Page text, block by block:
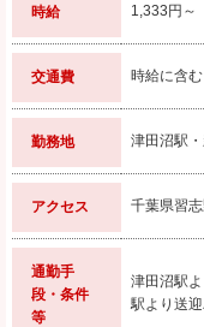
時給 1,333円～
交通費 時給に含む
勤務地 津田沼駅
アクセス 千葉県習
通勤手
段・条件
等
津田沼駅
駅より送